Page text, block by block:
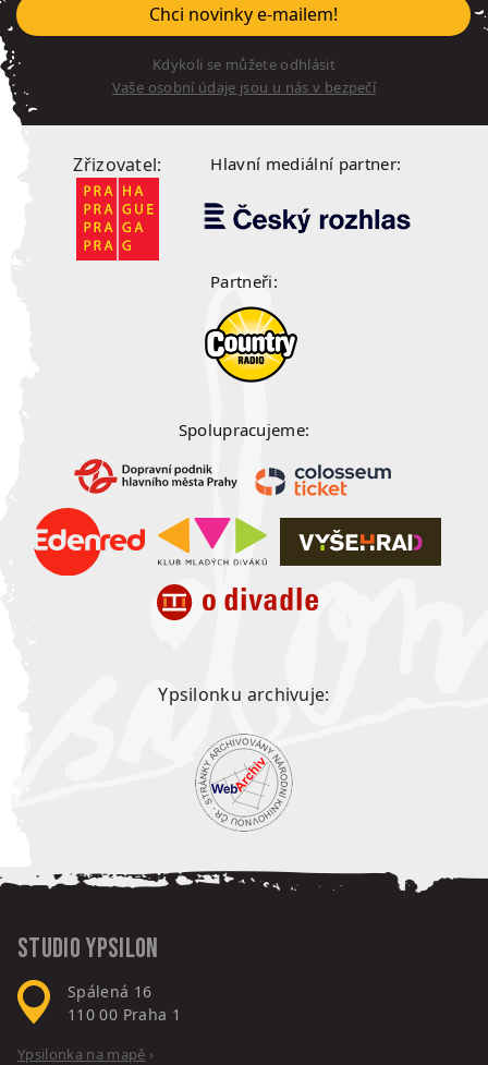
Chci novinky e-mailem!
Kdykoli se můžete odhlásit
Vaše osobní údaje jsou u nás v bezpečí
Zřizovatel: Hlavní mediální partner:
Partneři:
Spolupracujeme:
Ypsilonku archivuje:
Studio Ypsilon
Spálená 16
110 00 Praha 1
Ypsilonka na mapě ›